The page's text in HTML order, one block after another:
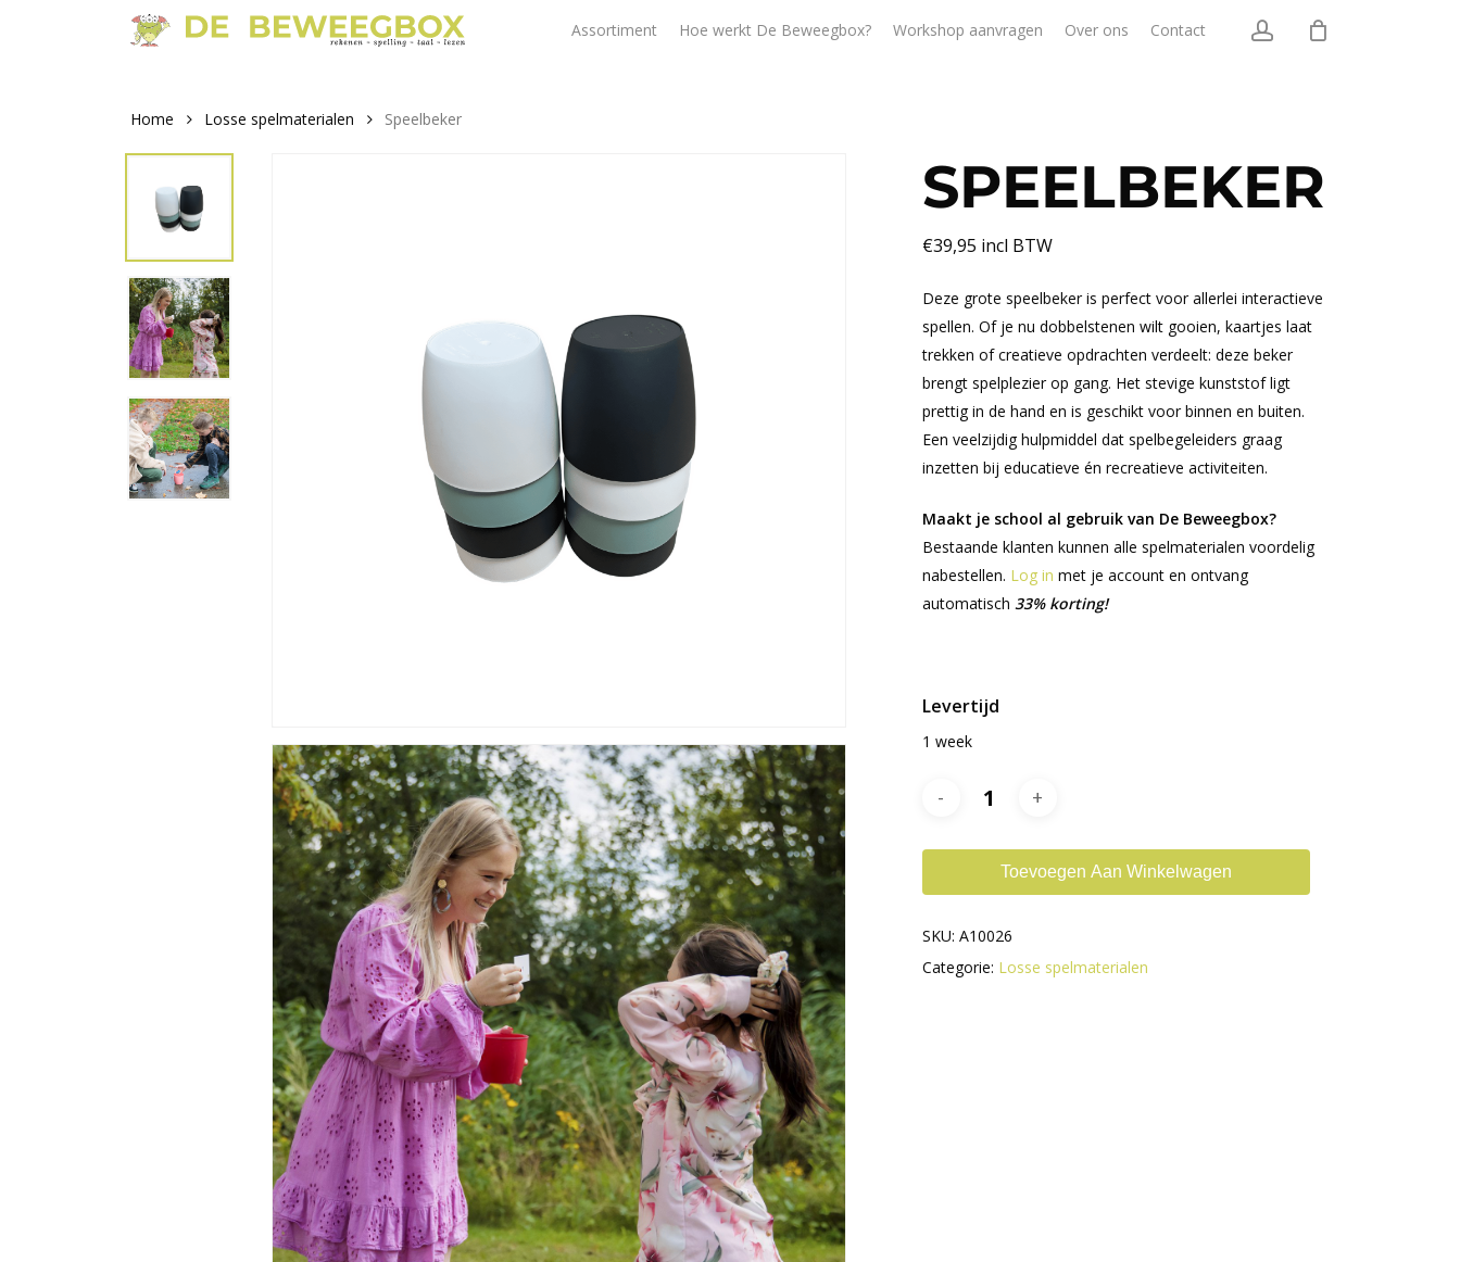
Assortiment Hoe werkt De Beweegbox? Workshop aanvragen Over ons Contact account
Home Losse spelmaterialen Speelbeker
SPEELBEKER
€39,95 incl BTW
Deze grote speelbeker is perfect voor allerlei interactieve
spellen. Of je nu dobbelstenen wilt gooien, kaartjes laat
trekken of creatieve opdrachten verdeelt: deze beker
brengt spelplezier op gang. Het stevige kunststof ligt
prettig in de hand en is geschikt voor binnen en buiten.
Een veelzijdig hulpmiddel dat spelbegeleiders graag
inzetten bij educatieve én recreatieve activiteiten.
Maakt je school al gebruik van De Beweegbox?
Bestaande klanten kunnen alle spelmaterialen voordelig
nabestellen. Log in met je account en ontvang
automatisch 33% korting!
Levertijd
1 week
Toevoegen Aan Winkelwagen
SKU: A10026
Categorie: Losse spelmaterialen